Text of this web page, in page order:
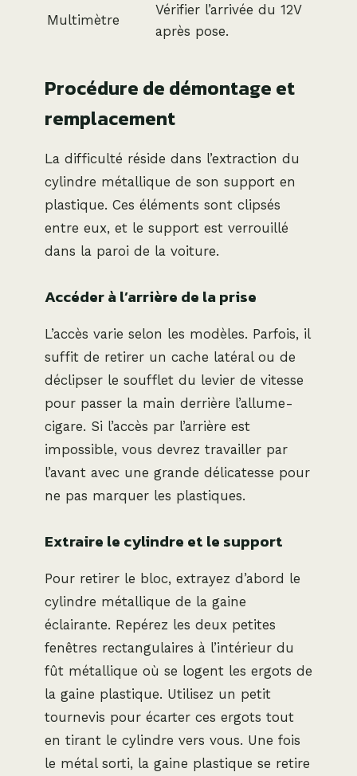
Multimètre
Vérifier l’arrivée du 12V
après pose.
Procédure de démontage et
remplacement
La difficulté réside dans l’extraction du
cylindre métallique de son support en
plastique. Ces éléments sont clipsés
entre eux, et le support est verrouillé
dans la paroi de la voiture.
Accéder à l’arrière de la prise
L’accès varie selon les modèles. Parfois, il
suffit de retirer un cache latéral ou de
déclipser le soufflet du levier de vitesse
pour passer la main derrière l’allume-
cigare. Si l’accès par l’arrière est
impossible, vous devrez travailler par
l’avant avec une grande délicatesse pour
ne pas marquer les plastiques.
Extraire le cylindre et le support
Pour retirer le bloc, extrayez d’abord le
cylindre métallique de la gaine
éclairante. Repérez les deux petites
fenêtres rectangulaires à l’intérieur du
fût métallique où se logent les ergots de
la gaine plastique. Utilisez un petit
tournevis pour écarter ces ergots tout
en tirant le cylindre vers vous. Une fois
le métal sorti, la gaine plastique se retire